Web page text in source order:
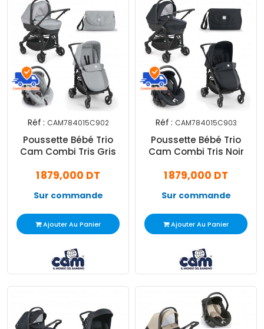
Réf : CAM784015C902
Poussette Bébé Trio
Cam Combi Tris Gris
1 879,000 DT
Sur commande
Ajouter Au Panier
Réf : CAM784015C903
Poussette Bébé Trio
Cam Combi Tris Noir
1 879,000 DT
Sur commande
Ajouter Au Panier